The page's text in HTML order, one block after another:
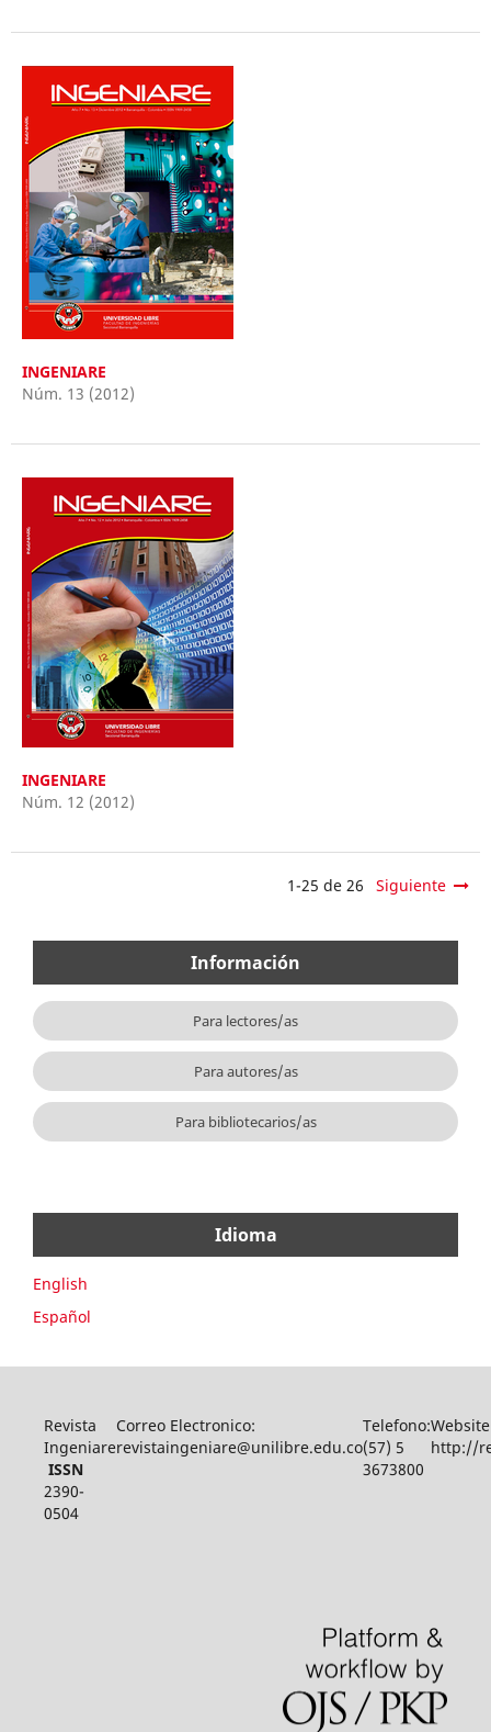
INGENIARE
Núm. 13 (2012)
INGENIARE
Núm. 12 (2012)
1-25 de 26 Siguiente
Información
Para lectores/as
Para autores/as
Para bibliotecarios/as
Idioma
English
Español
Revista
Ingeniare
ISSN
2390-
0504
Correo Electronico:
revistaingeniare@unilibre.edu.co
Telefono:
(57) 5
3673800
http://